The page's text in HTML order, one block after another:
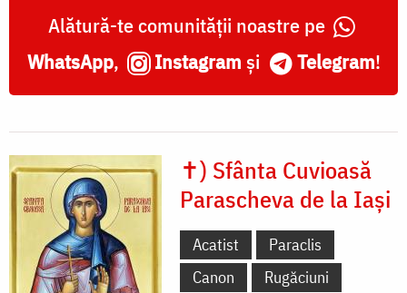
Alătură-te comunității noastre pe
WhatsApp, Instagram și Telegram!
✝) Sfânta Cuvioasă
Parascheva de la Iași
Acatist
Paraclis
Canon
Rugăciuni